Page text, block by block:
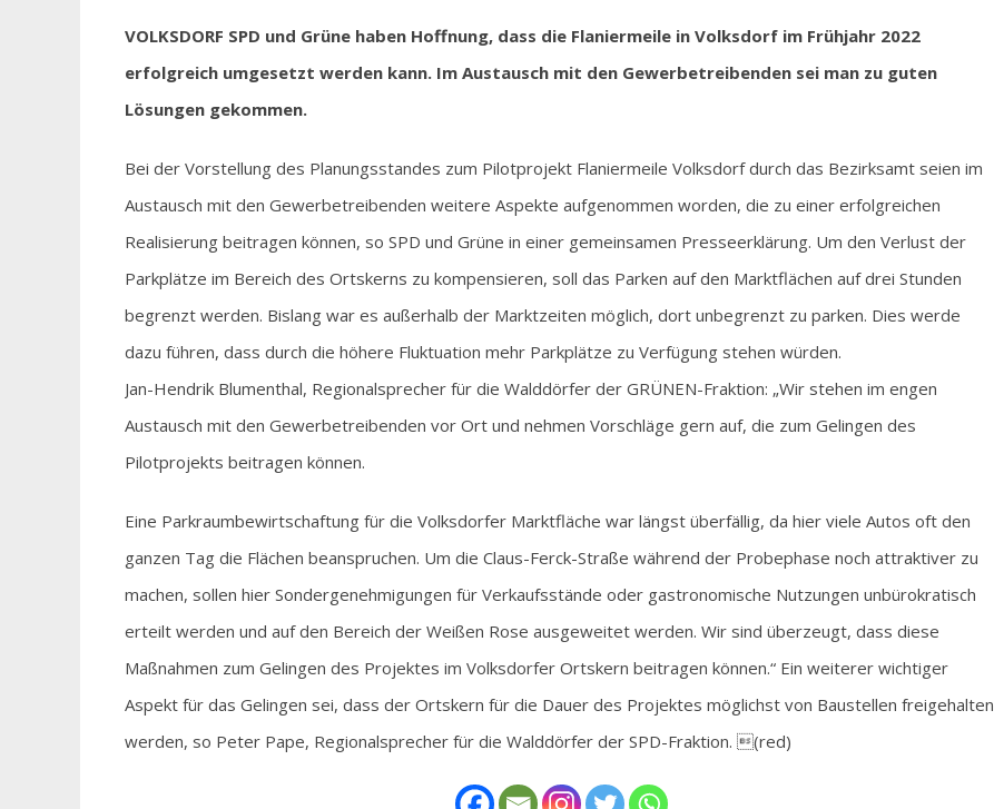
VOLKSDORF SPD und Grüne haben Hoffnung, dass die Flaniermeile in Volksdorf im Frühjahr 2022
erfolgreich umgesetzt werden kann. Im Austausch mit den Gewerbetreibenden sei man zu guten
Lösungen gekommen.
Bei der Vorstellung des Planungsstandes zum Pilotprojekt Flaniermeile Volksdorf durch das Bezirksamt seien im
Austausch mit den Gewerbetreibenden weitere Aspekte aufgenommen worden, die zu einer erfolgreichen
Realisierung beitragen können, so SPD und Grüne in einer gemeinsamen Presseerklärung. Um den Verlust der
Parkplätze im Bereich des Ortskerns zu kompensieren, soll das Parken auf den Marktflächen auf drei Stunden
begrenzt werden. Bislang war es außerhalb der Marktzeiten möglich, dort unbegrenzt zu parken. Dies werde
dazu führen, dass durch die höhere Fluktuation mehr Parkplätze zu Verfügung stehen würden.
Jan-Hendrik Blumenthal, Regionalsprecher für die Walddörfer der GRÜNEN-Fraktion: „Wir stehen im engen
Austausch mit den Gewerbetreibenden vor Ort und nehmen Vorschläge gern auf, die zum Gelingen des
Pilotprojekts beitragen können.
Eine Parkraumbewirtschaftung für die Volksdorfer Marktfläche war längst überfällig, da hier viele Autos oft den
ganzen Tag die Flächen beanspruchen. Um die Claus-Ferck-Straße während der Probephase noch attraktiver zu
machen, sollen hier Sondergenehmigungen für Verkaufsstände oder gastronomische Nutzungen unbürokratisch
erteilt werden und auf den Bereich der Weißen Rose ausgeweitet werden. Wir sind überzeugt, dass diese
Maßnahmen zum Gelingen des Projektes im Volksdorfer Ortskern beitragen können.“ Ein weiterer wichtiger
Aspekt für das Gelingen sei, dass der Ortskern für die Dauer des Projektes möglichst von Baustellen freigehalten
werden, so Peter Pape, Regionalsprecher für die Walddörfer der SPD-Fraktion. (red)